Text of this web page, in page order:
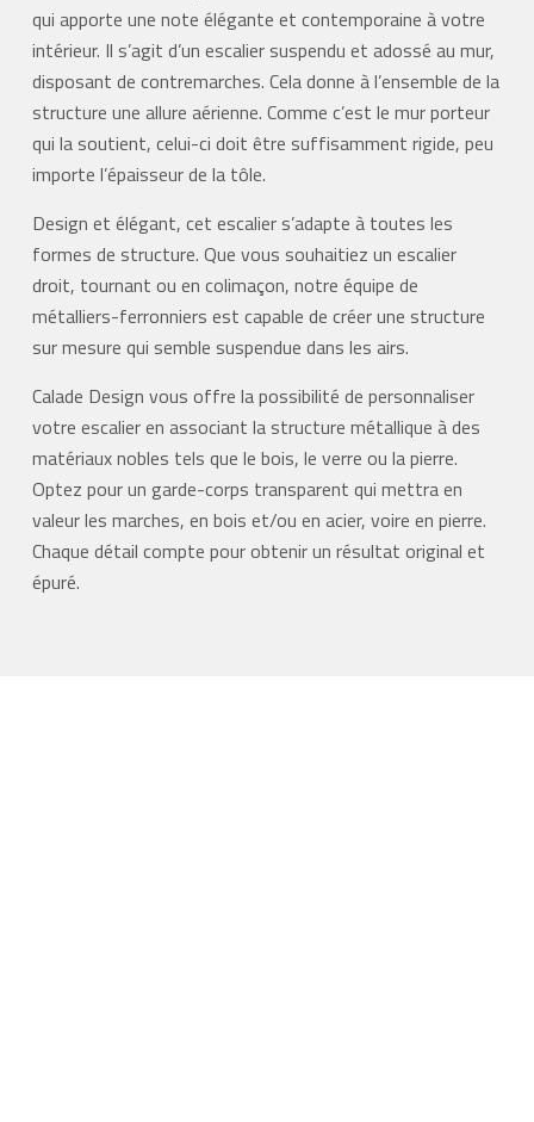
qui apporte une note élégante et contemporaine à votre
intérieur. Il s’agit d’un escalier suspendu et adossé au mur,
disposant de contremarches. Cela donne à l’ensemble de la
structure une allure aérienne. Comme c’est le mur porteur
qui la soutient, celui-ci doit être suffisamment rigide, peu
importe l’épaisseur de la tôle.
Design et élégant, cet escalier s’adapte à toutes les
formes de structure. Que vous souhaitiez un escalier
droit, tournant ou en colimaçon, notre équipe de
métalliers-ferronniers est capable de créer une structure
sur mesure qui semble suspendue dans les airs.
Calade Design vous offre la possibilité de personnaliser
votre escalier en associant la structure métallique à des
matériaux nobles tels que le bois, le verre ou la pierre.
Optez pour un garde-corps transparent qui mettra en
valeur les marches, en bois et/ou en acier, voire en pierre.
Chaque détail compte pour obtenir un résultat original et
épuré.